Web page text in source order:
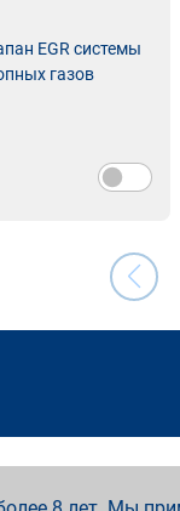
EGR системы
газов